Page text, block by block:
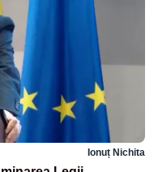
Ionuț Nichita